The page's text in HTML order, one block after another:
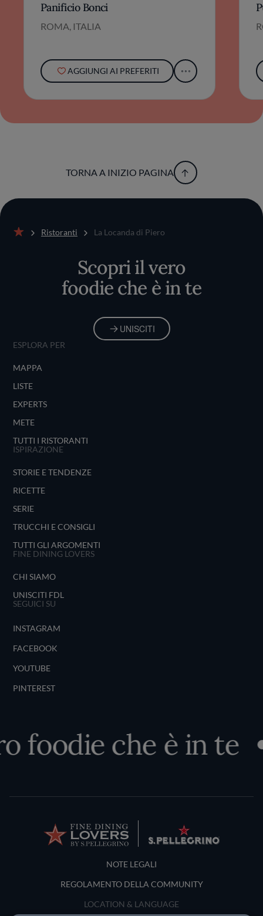
Panificio Bonci
ROMA, ITALIA
AGGIUNGI AI PREFERITI
TORNA A INIZIO PAGINA
Ristoranti La Locanda di Piero
Scopri il vero
foodie che è in te
UNISCITI
ESPLORA PER
MAPPA
LISTE
EXPERTS
METE
TUTTI I RISTORANTI
ISPIRAZIONE
STORIE E TENDENZE
RICETTE
SERIE
TRUCCHI E CONSIGLI
TUTTI GLI ARGOMENTI
FINE DINING LOVERS
CHI SIAMO
UNISCITI FDL
SEGUICI SU
INSTAGRAM
FACEBOOK
YOUTUBE
PINTEREST
foodie che è in te
Terms and Conditions
NOTE LEGALI
REGOLAMENTO DELLA COMMUNITY
LOCATION & LANGUAGE